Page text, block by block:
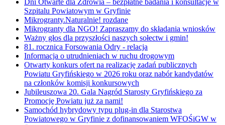
Szpitalu Powiatowym w Gryfinie
Mikrogranty.Naturalnie! rozdane
Mikrogranty dla NGO! Zapraszamy do składania wniosków
Ważny głos dla przyszłości naszych sołectw i gmin!
81. rocznica Forsowania Odry - relacja
Informacja o utrudnieniach w ruchu drogowym
Otwarty konkurs ofert na realizację zadań publicznych
Powiatu Gryfińskiego w 2026 roku oraz nabór kandydatów
na członków komisji konkursowych
Jubileuszowa 20. Gala Nagród Starosty Gryfińskiego za
Promocję Powiatu już za nami!
Samochód hybrydowy typu plug-in dla Starostwa
Powiatowego w Gryfinie z dofinansowaniem WFOŚiGW w